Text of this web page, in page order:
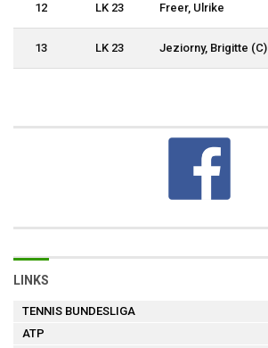
12 LK 23 Freer, Ulrike
13 LK 23 Jeziorny, Brigitte (C)
LINKS
TENNIS BUNDESLIGA
ATP